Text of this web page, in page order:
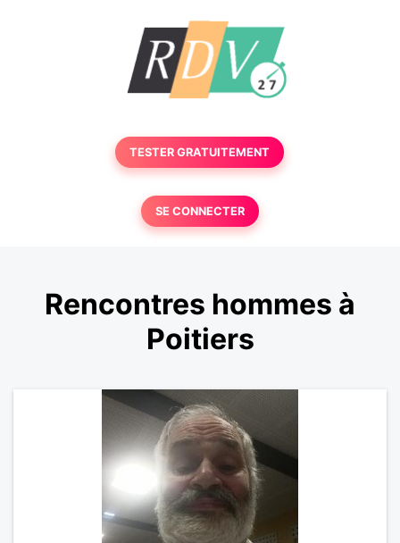
TESTER GRATUITEMENT
SE CONNECTER
Rencontres hommes à
Poitiers